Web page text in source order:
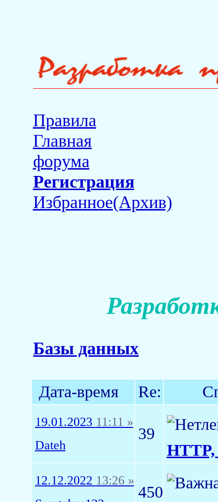
Правила
Главная
форума
Регистрация
Избранное(Архив)
Базы данных
Дата-время Re:
19.01.2023 11:11 »
Dateh
39
HTTP,
12.12.2022 13:26 »
450